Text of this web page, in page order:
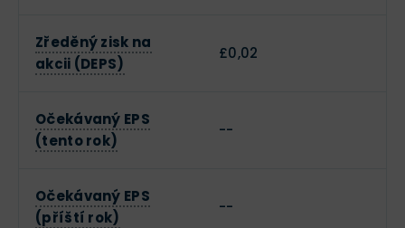
Zředěný zisk na
akcii (DEPS)
£0,02
Očekávaný EPS
(tento rok)
--
Očekávaný EPS
(příští rok)
--